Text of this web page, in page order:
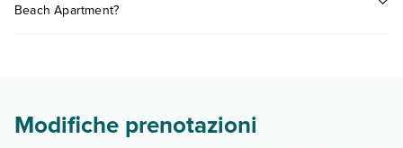
consultare i prezzi, compila il motore di ricerca e scegli
Beach Apartment?
Modifiche prenotazioni